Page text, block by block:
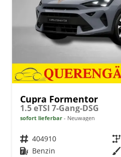
Cupra Formentor
1.5 eTSI 7-Gang-DSG
sofort lieferbar Neuwagen
Fahrzeugnr. 404910 Getriebe
Kraftstoff Benzin Außenfarbe